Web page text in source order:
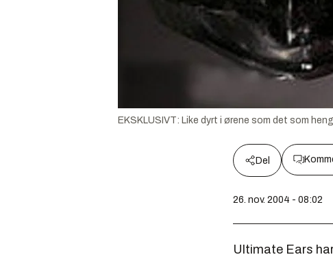
EKSKLUSIVT: Like dyrt i ørene som det som
Del
26. nov. 2004 - 08:02
Ultimate Ears